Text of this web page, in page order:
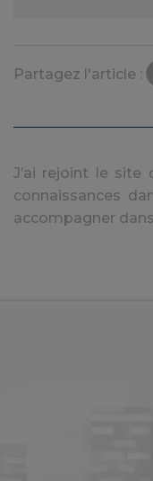
Partagez l'article :
J’ai rejoint le site
connaissances
accompagner